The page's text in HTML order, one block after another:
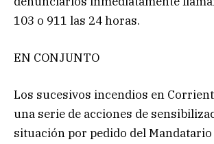
103 o 911 las 24 horas.
EN CONJUNTO
Los sucesivos incendios en
una serie de acciones de
situación por pedido del